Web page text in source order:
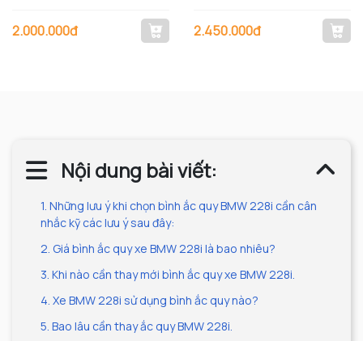
2.000.000đ 2.450.000đ
Nội dung bài viết:
1. Những lưu ý khi chọn bình ắc quy BMW 228i cần cân
nhắc kỹ các lưu ý sau đây:
2. Giá bình ắc quy xe BMW 228i là bao nhiêu?
3. Khi nào cần thay mới bình ắc quy xe BMW 228i.
4. Xe BMW 228i sử dụng bình ắc quy nào?
5. Bao lâu cần thay ắc quy BMW 228i.